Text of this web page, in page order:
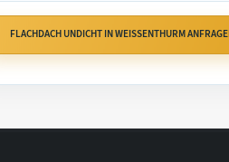
FLACHDACH UNDICHT IN WEISSENTHURM ANFRAGEN